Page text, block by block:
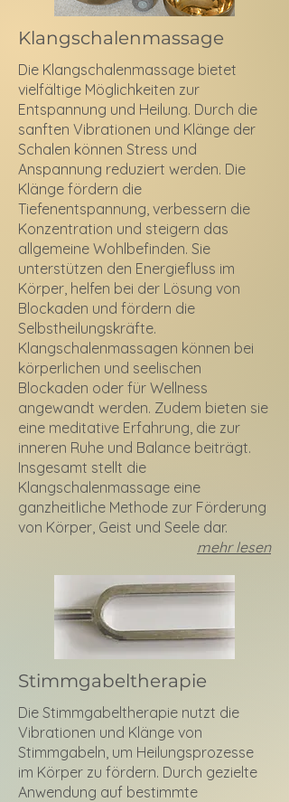
Klangschalenmassage
Die Klangschalenmassage bietet
vielfältige Möglichkeiten zur
Entspannung und Heilung. Durch die
sanften Vibrationen und Klänge der
Schalen können Stress und
Anspannung reduziert werden. Die
Klänge fördern die
Tiefenentspannung, verbessern die
Konzentration und steigern das
allgemeine Wohlbefinden. Sie
unterstützen den Energiefluss im
Körper, helfen bei der Lösung von
Blockaden und fördern die
Selbstheilungskräfte.
Klangschalenmassagen können bei
körperlichen und seelischen
Blockaden oder für Wellness
angewandt werden. Zudem bieten sie
eine meditative Erfahrung, die zur
inneren Ruhe und Balance beiträgt.
Insgesamt stellt die
Klangschalenmassage eine
ganzheitliche Methode zur Förderung
von Körper, Geist und Seele dar.
mehr lesen
Stimmgabeltherapie
Die Stimmgabeltherapie nutzt die
Vibrationen und Klänge von
Stimmgabeln, um Heilungsprozesse
im Körper zu fördern. Durch gezielte
Anwendung auf bestimmte